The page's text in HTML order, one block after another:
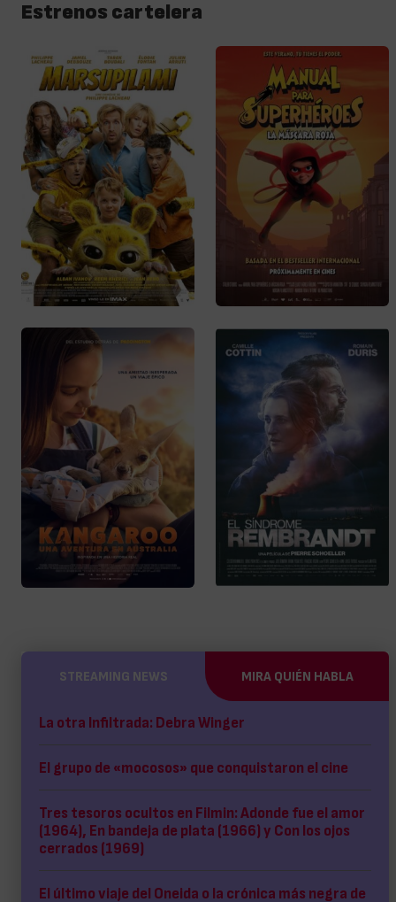
Estrenos cartelera
STREAMING NEWS MIRA QUIÉN HABLA
La otra Infiltrada: Debra Winger
El grupo de «mocosos» que conquistaron el cine
Tres tesoros ocultos en Filmin: Adonde fue el amor
(1964), En bandeja de plata (1966) y Con los ojos
cerrados (1969)
El último viaje del Oneida o la crónica más negra de